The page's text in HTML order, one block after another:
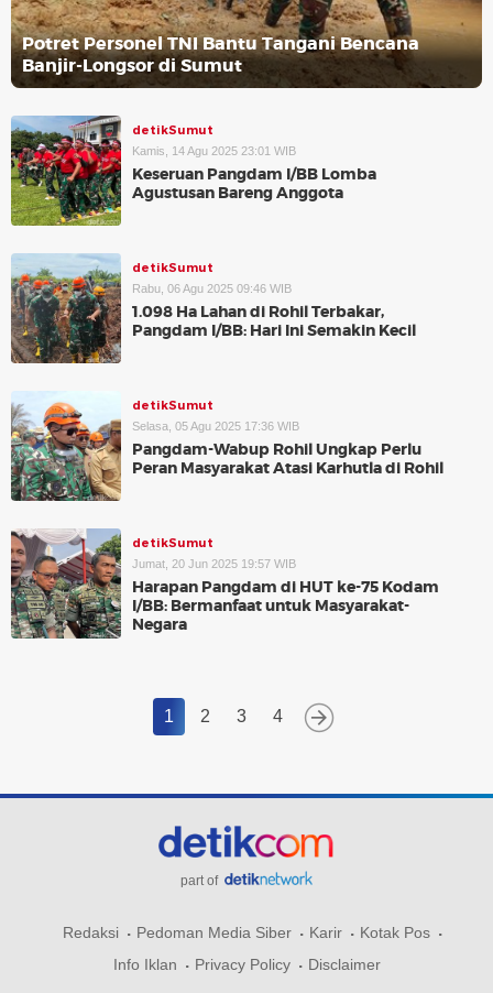
Potret Personel TNI Bantu Tangani Bencana
Banjir-Longsor di Sumut
detikSumut
Kamis, 14 Agu 2025 23:01 WIB
Keseruan Pangdam I/BB Lomba
Agustusan Bareng Anggota
detikSumut
Rabu, 06 Agu 2025 09:46 WIB
1.098 Ha Lahan di Rohil Terbakar,
Pangdam I/BB: Hari Ini Semakin Kecil
detikSumut
Selasa, 05 Agu 2025 17:36 WIB
Pangdam-Wabup Rohil Ungkap Perlu
Peran Masyarakat Atasi Karhutla di Rohil
detikSumut
Jumat, 20 Jun 2025 19:57 WIB
Harapan Pangdam di HUT ke-75 Kodam
I/BB: Bermanfaat untuk Masyarakat-
Negara
1 2 3 4
part of
Redaksi Pedoman Media Siber Karir
Kotak Pos
Info Iklan
Privacy Policy Disclaimer